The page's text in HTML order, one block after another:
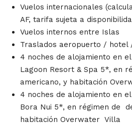
Vuelos internacionales
AF, tarifa sujeta a
Vuelos internos entre Islas
Traslados aeropuerto / hotel
4 noches de alojamiento en
Lagoon Resort & Spa 5*, en
americano, y habitación
4 noches de alojamiento en
Bora Nui 5*, en régimen de
habitación Overwater Villa